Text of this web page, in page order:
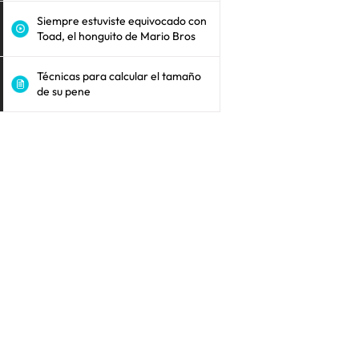
Siempre estuviste equivocado con
Toad, el honguito de Mario Bros
Técnicas para calcular el tamaño
de su pene